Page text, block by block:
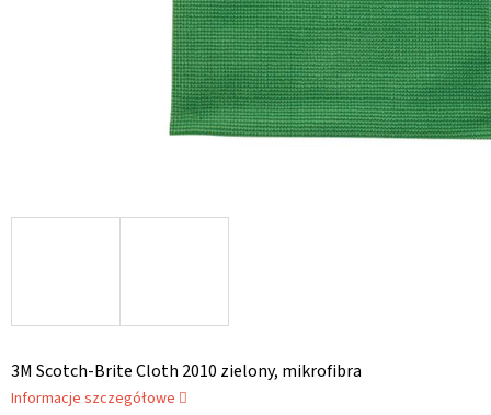
3M Scotch-Brite Cloth 2010 zielony, mikrofibra
Informacje szczegółowe